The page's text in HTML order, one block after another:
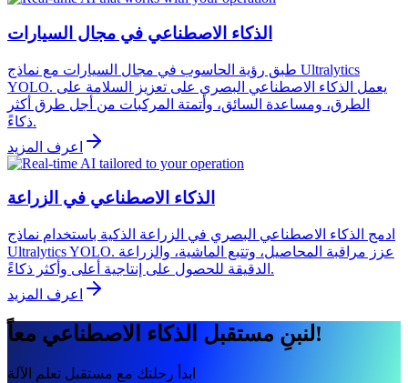
الذكاء الاصطناعي في مجال السيارات
طبق رؤية الحاسوب في مجال السيارات مع نماذج Ultralytics
YOLO. يعمل الذكاء الاصطناعي البصري على تعزيز السلامة على
الطرق، ومساعدة السائق، وأتمتة المركبات من أجل طرق أكثر
ذكاءً.
اعرف المزيد
الذكاء الاصطناعي في الزراعة
ادمج الذكاء الاصطناعي البصري في الزراعة الذكية باستخدام نماذج
Ultralytics YOLO. عزز مراقبة المحاصيل، وتتبع الماشية، والزراعة
الدقيقة للحصول على إنتاجية أعلى وأكثر ذكاءً.
اعرف المزيد
لنبنِ مستقبل الذكاء الاصطناعي معاً!
ابدأ رحلتك مع مستقبل تعلم الآلة